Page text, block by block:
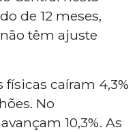
de 12 meses,
têm ajuste
físicas caíram 4,3%
No
10,3%. As